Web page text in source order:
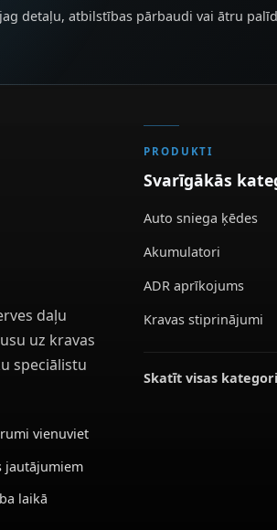
detaļu, atbilstības pārbaudi vai ātru
daļu
uz kravas
speciālistu
vienuviet
jautājumiem
laikā
PRODUKTI
Svarīgākās
Auto sniega ķēdes
Akumulatori
ADR aprīkojums
Kravas stiprinājumi
Skatīt visas